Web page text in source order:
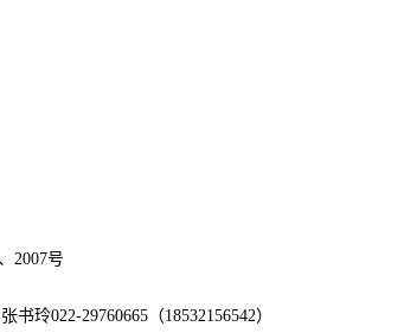
2007号
玲022-29760665（18532156542）